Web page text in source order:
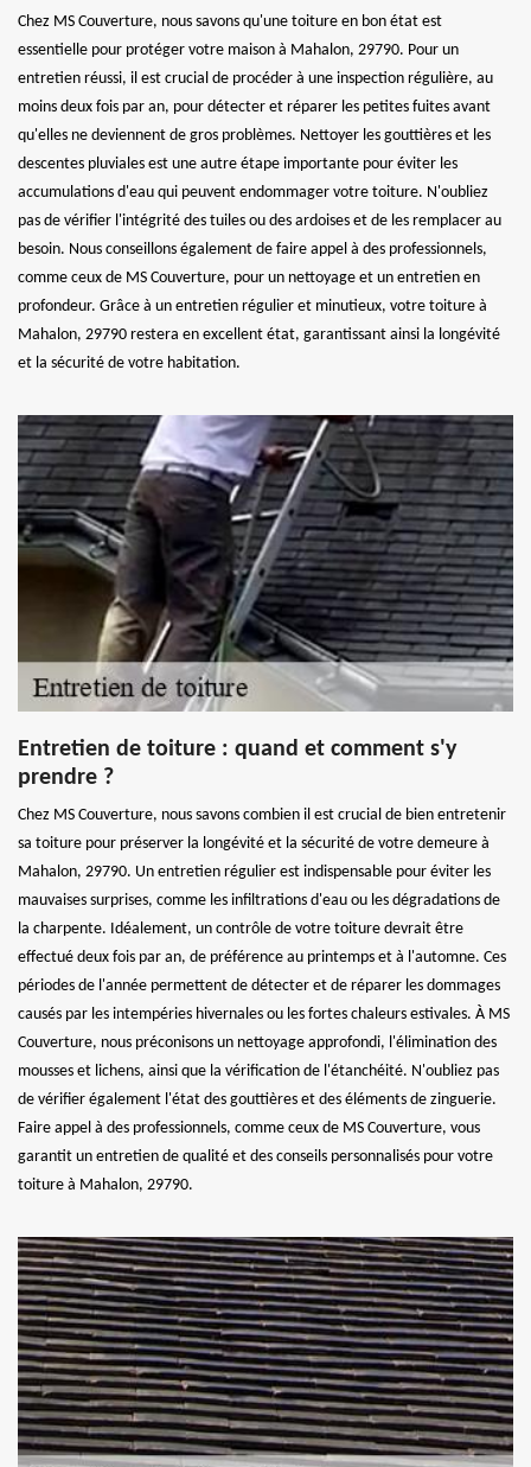
Chez MS Couverture, nous savons qu'une toiture en bon état est
essentielle pour protéger votre maison à Mahalon, 29790. Pour un
entretien réussi, il est crucial de procéder à une inspection régulière, au
moins deux fois par an, pour détecter et réparer les petites fuites avant
qu'elles ne deviennent de gros problèmes. Nettoyer les gouttières et les
descentes pluviales est une autre étape importante pour éviter les
accumulations d'eau qui peuvent endommager votre toiture. N'oubliez
pas de vérifier l'intégrité des tuiles ou des ardoises et de les remplacer au
besoin. Nous conseillons également de faire appel à des professionnels,
comme ceux de MS Couverture, pour un nettoyage et un entretien en
profondeur. Grâce à un entretien régulier et minutieux, votre toiture à
Mahalon, 29790 restera en excellent état, garantissant ainsi la longévité
et la sécurité de votre habitation.
Entretien de toiture : quand et comment s'y
prendre ?
Chez MS Couverture, nous savons combien il est crucial de bien entretenir
sa toiture pour préserver la longévité et la sécurité de votre demeure à
Mahalon, 29790. Un entretien régulier est indispensable pour éviter les
mauvaises surprises, comme les infiltrations d'eau ou les dégradations de
la charpente. Idéalement, un contrôle de votre toiture devrait être
effectué deux fois par an, de préférence au printemps et à l'automne. Ces
périodes de l'année permettent de détecter et de réparer les dommages
causés par les intempéries hivernales ou les fortes chaleurs estivales. À MS
Couverture, nous préconisons un nettoyage approfondi, l'élimination des
mousses et lichens, ainsi que la vérification de l'étanchéité. N'oubliez pas
de vérifier également l'état des gouttières et des éléments de zinguerie.
Faire appel à des professionnels, comme ceux de MS Couverture, vous
garantit un entretien de qualité et des conseils personnalisés pour votre
toiture à Mahalon, 29790.